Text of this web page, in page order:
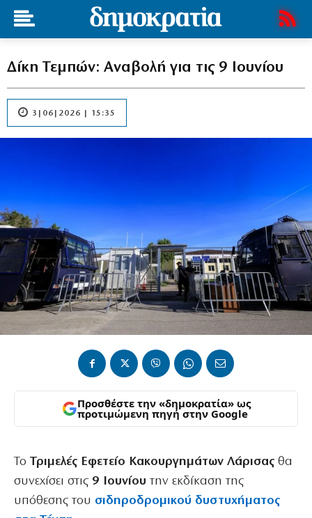
Δίκη Τεμπών: Αναβολή για τις 9 Ιουνίου
3|06|2026 | 15:35
Προσθέστε την «δημοκρατία» ως
προτιμώμενη πηγή στην Google
Το Τριμελές Εφετείο Κακουργημάτων Λάρισας θα
συνεχίσει στις9 Ιουνίου την εκδίκαση της
υπόθεσης του σιδηροδρομικού δυστυχήματος